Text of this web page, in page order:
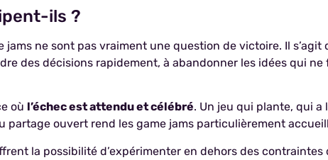
ils ?
ne sont pas vraiment une question de victoire. Il s’agit
des décisions rapidement, à abandonner les idées qui
où l’échec est attendu et célébré. Un jeu qui plante, qui a
partage ouvert rend les game jams particulièrement
la possibilité d’expérimenter en dehors des